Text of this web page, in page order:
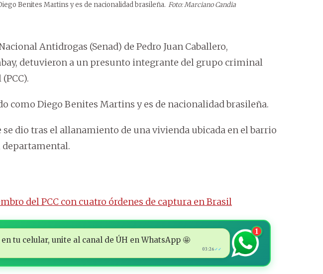
Benites Martins y es de nacionalidad brasileña. Foto: Marciano Candia
Antidrogas (Senad) de Pedro Juan Caballero,
detuvieron a un presunto integrante del grupo criminal
como Diego Benites Martins y es de nacionalidad brasileña.
dio tras el allanamiento de una vivienda ubicada en el barrio
departamental.
del PCC con cuatro órdenes de captura en Brasil
tu celular, unite al canal de ÚH en WhatsApp 🤩
03:26 ✓✓
1